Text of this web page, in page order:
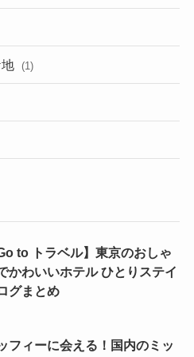
(1)
Go to トラベル】東京のおしゃ
かわいいホテル ひとりステイ
グまとめ
フィーに会える！国内のミッ